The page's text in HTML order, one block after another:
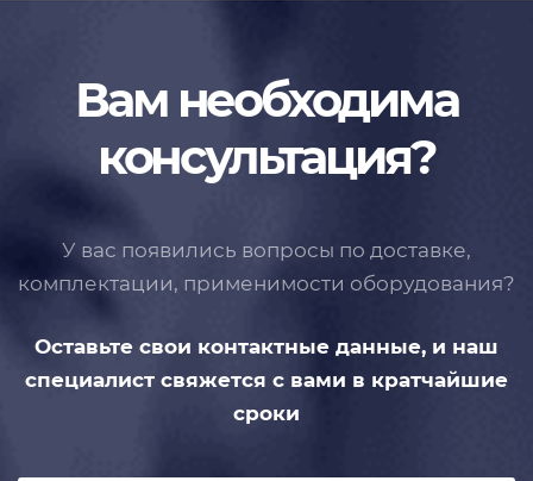
Вам необходима
консультация?
У вас появились вопросы по доставке,
комплектации, применимости оборудования?
Оставьте свои контактные данные, и наш
специалист свяжется с вами в кратчайшие
сроки